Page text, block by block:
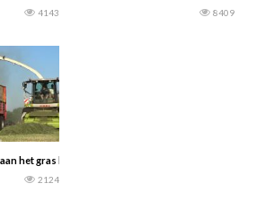
4143 8409
het gras hakselen met hun Claas Jaguar 940 + Case
2124